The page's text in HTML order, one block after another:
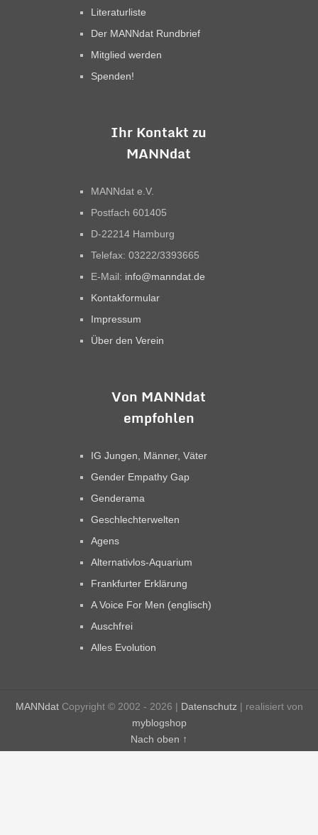
Literaturliste
Der MANNdat Rundbrief
Mitglied werden
Spenden!
Ihr Kontakt zu
MANNdat
MANNdat e.V.
Postfach 601405
D-22214 Hamburg
Telefax: 03222/3393665
E-Mail: info@manndat.de
Kontakformular
Impressum
Über den Verein
Von MANNdat
empfohlen
IG Jungen, Männer, Väter
Gender Empathy Gap
Genderama
Geschlechterwelten
Agens
Alternativlos-Aquarium
Frankfurter Erklärung
A Voice For Men (englisch)
Auschfrei
Alles Evolution
MANNdatCopyright © 2002 - 2026 | Datenschutz | realisiert von
myblogshop
Nach oben ↑